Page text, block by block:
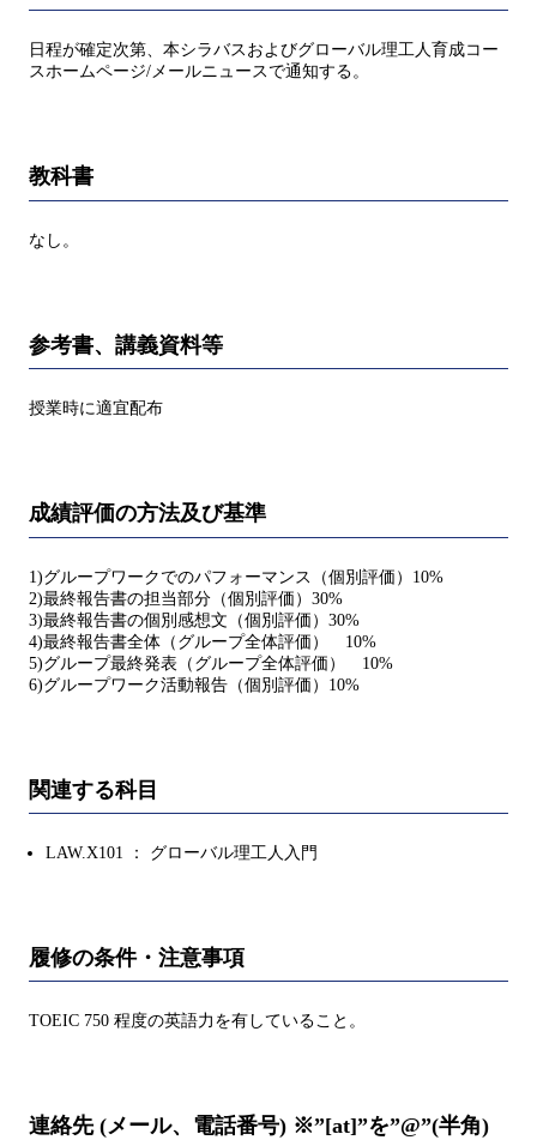
日程が確定次第、本シラバスおよびグローバル理工人育成コー
スホームページ/メールニュースで通知する。
教科書
なし。
参考書、講義資料等
授業時に適宜配布
成績評価の方法及び基準
1)グループワークでのパフォーマンス（個別評価）10%
2)最終報告書の担当部分（個別評価）30%
3)最終報告書の個別感想文（個別評価）30%
4)最終報告書全体（グループ全体評価） 10%
5)グループ最終発表（グループ全体評価） 10%
6)グループワーク活動報告（個別評価）10%
関連する科目
LAW.X101 ： グローバル理工人入門
履修の条件・注意事項
TOEIC 750 程度の英語力を有していること。
連絡先 (メール、電話番号) ※”[at]”を”@”(半角)